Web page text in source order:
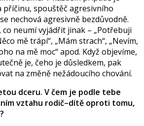
příčinu, spouštěč agresivního
nechová agresivně bezdůvodně.
co neumí vyjádřit jinak – „Potřebuji
mě trápí“, „Mám strach“, „Nevím,
na mě moc“ apod. Když objevíme,
je, čeho je důsledkem, pak
na změně nežádoucího chování.
dceru. V čem je podle tebe
vztahu rodič–dítě oproti tomu,